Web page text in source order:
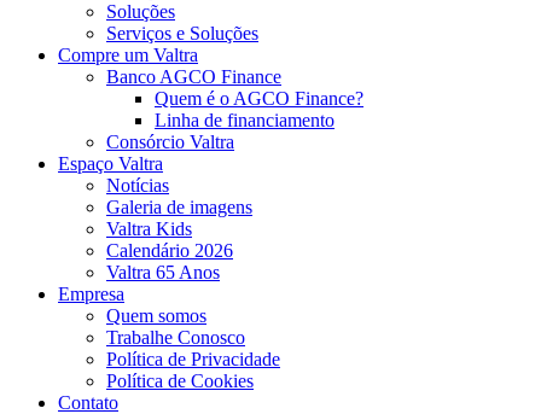
Soluções
Serviços e Soluções
Compre um Valtra
Banco AGCO Finance
Quem é o AGCO Finance?
Linha de financiamento
Consórcio Valtra
Espaço Valtra
Notícias
Galeria de imagens
Valtra Kids
Calendário 2026
Valtra 65 Anos
Empresa
Quem somos
Trabalhe Conosco
Política de Privacidade
Política de Cookies
Contato